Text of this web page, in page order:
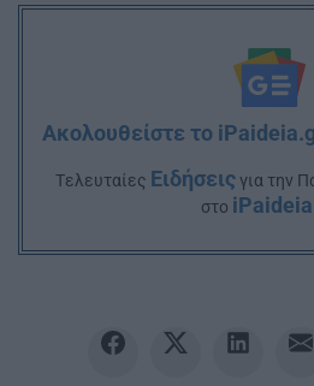
Ακολουθείστε το
Tελευταίες Ειδήσειςγια την
στο